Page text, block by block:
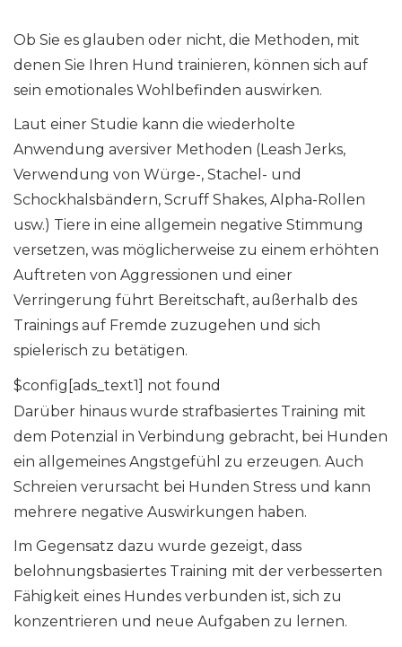
Ob Sie es glauben oder nicht, die Methoden, mit
denen Sie Ihren Hund trainieren, können sich auf
sein emotionales Wohlbefinden auswirken.
Laut einer Studie kann die wiederholte
Anwendung aversiver Methoden (Leash Jerks,
Verwendung von Würge-, Stachel- und
Schockhalsbändern, Scruff Shakes, Alpha-Rollen
usw.) Tiere in eine allgemein negative Stimmung
versetzen, was möglicherweise zu einem erhöhten
Auftreten von Aggressionen und einer
Verringerung führt Bereitschaft, außerhalb des
Trainings auf Fremde zuzugehen und sich
spielerisch zu betätigen.
$config[ads_text1] not found
Darüber hinaus wurde strafbasiertes Training mit
dem Potenzial in Verbindung gebracht, bei Hunden
ein allgemeines Angstgefühl zu erzeugen. Auch
Schreien verursacht bei Hunden Stress und kann
mehrere negative Auswirkungen haben.
Im Gegensatz dazu wurde gezeigt, dass
belohnungsbasiertes Training mit der verbesserten
Fähigkeit eines Hundes verbunden ist, sich zu
konzentrieren und neue Aufgaben zu lernen.